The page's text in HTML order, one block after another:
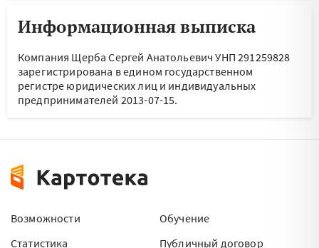
Информационная выписка
Компания Щерба Сергей Анатольевич УНП 291259828
зарегистрирована в едином государственном
регистре юридических лиц и индивидуальных
предпринимателей 2013-07-15.
Возможности
Статистика
Обучение
Публичный договор